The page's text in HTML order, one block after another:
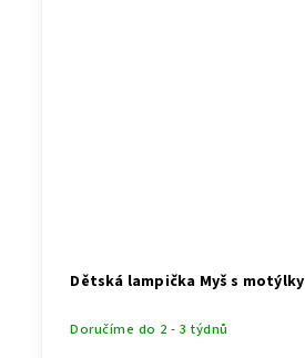
Dětská lampička Myš s motýlky
Doručíme do 2 - 3 týdnů